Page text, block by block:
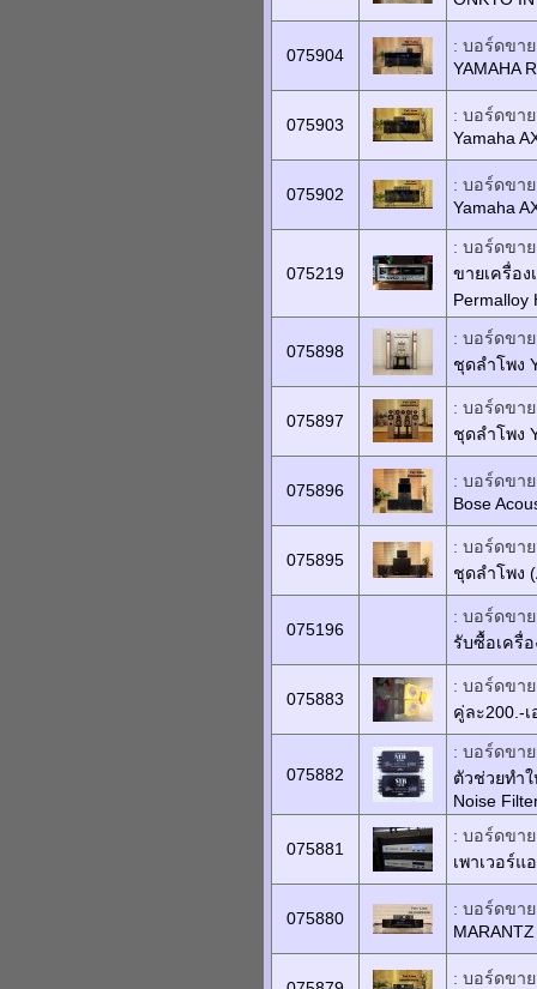
075904
: บอร์ดขาย
YAMAHA
075903
: บอร์ดขาย
Yamaha
075902
: บอร์ดขาย
Yamaha
075219
: บอร์ดขาย
ขายเครื่อง
Permalloy
075898
: บอร์ดขาย
ชุดลำโพง
075897
: บอร์ดขาย
ชุดลำโพง
075896
: บอร์ดขาย
Bose
075895
: บอร์ดขาย
ชุดลำโพง
075196
: บอร์ดขาย
รับซื้อเครื่อ
075883
: บอร์ดขาย
คู่ละ200.-
075882
: บอร์ดขาย
ตัวช่วยทำ
Noise
075881
: บอร์ดขาย
เพาเวอร์แ
075880
: บอร์ดขาย
: บอร์ดขาย